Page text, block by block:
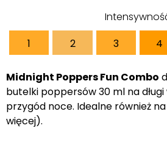
1
2 3 4
Midnight Poppers Fun Combo
butelki poppersów 30 ml na długi
przygód noce. Idealne również
więcej).